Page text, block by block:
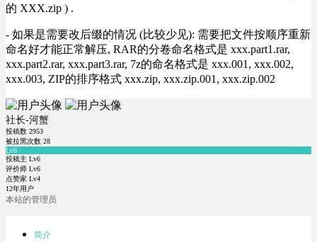
的 XXX.zip ) .
- 如果是需要改后缀的情况 (比较少见): 需要把文件按顺序重新
命名好才能正常解压, RAR的分卷命名格式是 xxx.part1.rar,
xxx.part2.rar, xxx.part3.rar, 7z的命名格式是 xxx.001, xxx.002,
xxx.003, ZIP的排序格式 xxx.zip, xxx.zip.001, xxx.zip.002
社长-河蟹
投稿数 2953
被拉黑次数 28
Lv6
投稿主 Lv6
评价师 Lv6
点赞家 Lv4
12年用户
本站的管理员
简介